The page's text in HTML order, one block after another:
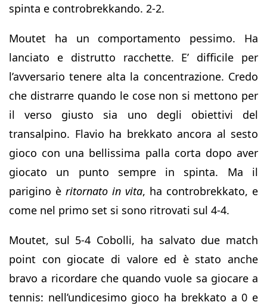
spinta e controbrekkando. 2-2.
Moutet ha un comportamento pessimo. Ha
lanciato e distrutto racchette. E’ difficile per
l’avversario tenere alta la concentrazione. Credo
che distrarre quando le cose non si mettono per
il verso giusto sia uno degli obiettivi del
transalpino. Flavio ha brekkato ancora al sesto
gioco con una bellissima palla corta dopo aver
giocato un punto sempre in spinta. Ma il
parigino è ritornato in vita, ha controbrekkato, e
come nel primo set si sono ritrovati sul 4-4.
Moutet, sul 5-4 Cobolli, ha salvato due match
point con giocate di valore ed è stato anche
bravo a ricordare che quando vuole sa giocare a
tennis: nell’undicesimo gioco ha brekkato a 0 e